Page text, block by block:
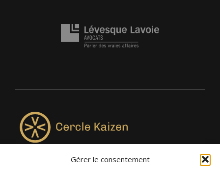
Gérer le consentement
4957, rue Lionel-Groulx, bureau 819, Saint-Augustin-de-